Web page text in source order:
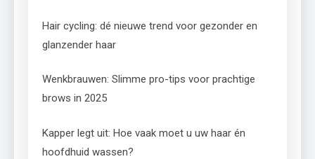
Hair cycling: dé nieuwe trend voor gezonder en
glanzender haar
Wenkbrauwen: Slimme pro-tips voor prachtige
brows in 2025
Kapper legt uit: Hoe vaak moet u uw haar én
hoofdhuid wassen?